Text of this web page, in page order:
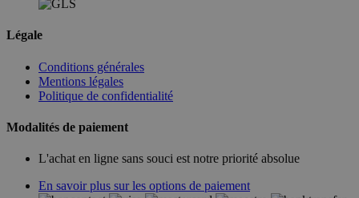
Légale
Conditions générales
Mentions légales
Politique de confidentialité
Modalités de paiement
L'achat en ligne sans souci est notre priorité absolue
En savoir plus sur les options de paiement